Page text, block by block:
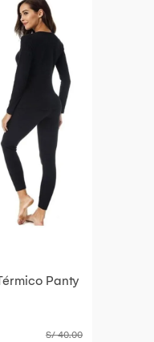
Panty
S/ 40.00